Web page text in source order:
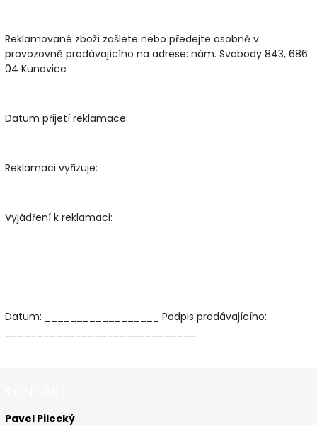
Reklamované zboží zašlete nebo předejte osobně v
provozovně prodávajícího na adrese: nám. Svobody 843, 686
04 Kunovice
Datum přijetí reklamace:
Reklamaci vyřizuje:
Vyjádření k reklamaci:
Datum: __________________ Podpis prodávajícího:
Pavel Pilecký